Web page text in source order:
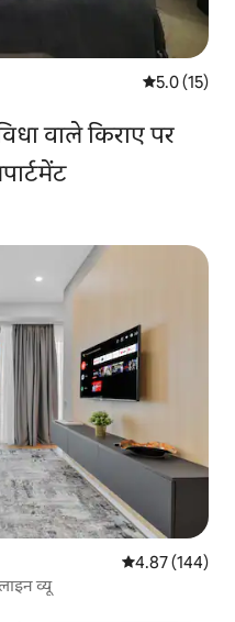
औसत रेटिंग 5
5.0 (15)
वाले किराए पर
औसत रेटिंग 5 में से
4.87 (144)
व्यू